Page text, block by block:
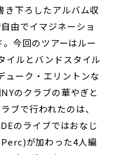
き下ろしたアルバム収
由でイマジネーショ
今回のツアーはルー
イルとバンドスタイル
ューク・エリントンな
のクラブの華やぎと
ブで行われたのは、
のライブではおなじ
が加わった4人編